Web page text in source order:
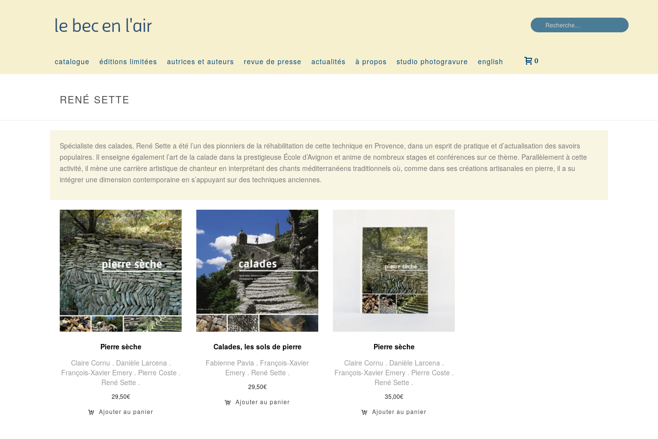
catalogue éditions limitées autrices et auteurs revue de presse actualités à propos studio photogravure english 0
RENÉ SETTE
Spécialiste des calades, René Sette a été l’un des pionniers de la réhabilitation de cette technique en Provence, dans un esprit de pratique et d’actualisation des savoirs
populaires. Il enseigne également l’art de la calade dans la prestigieuse École d’Avignon et anime de nombreux stages et conférences sur ce thème. Parallèlement à cette
activité, il mène une carrière artistique de chanteur en interprétant des chants méditerranéens traditionnels où, comme dans ses créations artisanales en pierre, il a su
intégrer une dimension contemporaine en s’appuyant sur des techniques anciennes.
Pierre sèche
Claire Cornu . Danièle Larcena .
François-Xavier Emery . Pierre Coste .
René Sette .
29,50€
Ajouter au panier
Calades, les sols de pierre
Fabienne Pavia . François-Xavier
Emery . René Sette .
29,50€
Ajouter au panier
Pierre sèche
Claire Cornu . Danièle Larcena .
François-Xavier Emery . Pierre Coste .
René Sette .
35,00€
Ajouter au panier